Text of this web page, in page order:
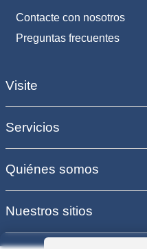
Contacte con nosotros
Preguntas frecuentes
Visite
Servicios
Quiénes somos
Nuestros sitios